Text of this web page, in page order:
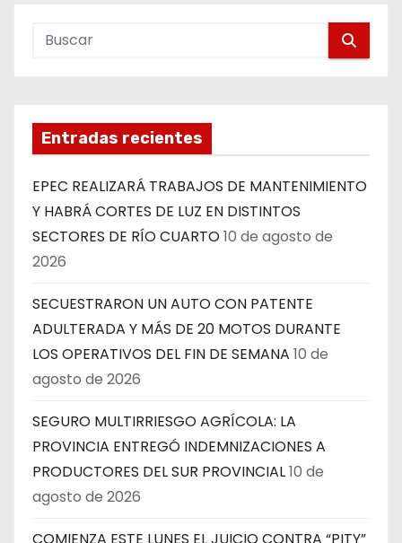
Entradas recientes
EPEC REALIZARÁ TRABAJOS DE MANTENIMIENTO
Y HABRÁ CORTES DE LUZ EN DISTINTOS
SECTORES DE RÍO CUARTO10 de agosto de
2026
SECUESTRARON UN AUTO CON PATENTE
ADULTERADA Y MÁS DE 20 MOTOS DURANTE
LOS OPERATIVOS DEL FIN DE SEMANA 10 de
agosto de 2026
SEGURO MULTIRRIESGO AGRÍCOLA: LA
PROVINCIA ENTREGÓ INDEMNIZACIONES A
PRODUCTORES DEL SUR PROVINCIAL10 de
agosto de 2026